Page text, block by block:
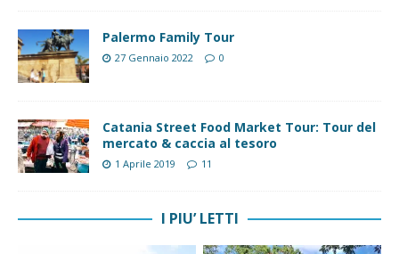
Palermo Family Tour
27 Gennaio 2022 0
Catania Street Food Market Tour: Tour del
mercato & caccia al tesoro
1 Aprile 2019 11
I PIU’ LETTI